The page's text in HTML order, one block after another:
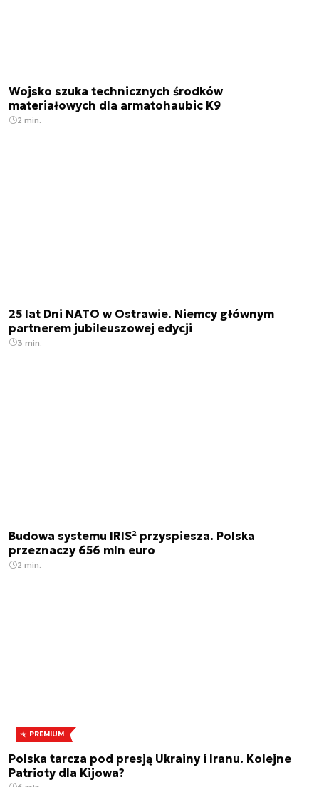
Wojsko szuka technicznych środków
materiałowych dla armatohaubic K9
2 min.
25 lat Dni NATO w Ostrawie. Niemcy głównym
partnerem jubileuszowej edycji
3 min.
Budowa systemu IRIS² przyspiesza. Polska
przeznaczy 656 mln euro
2 min.
PREMIUM
Polska tarcza pod presją Ukrainy i Iranu. Kolejne
Patrioty dla Kijowa?